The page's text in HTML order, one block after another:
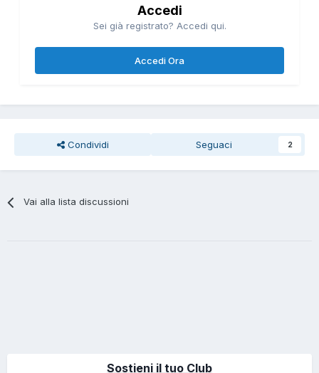
Accedi
Sei già registrato? Accedi qui.
Accedi Ora
Condividi Seguaci 2
Vai alla lista discussioni
Sostieni il tuo Club